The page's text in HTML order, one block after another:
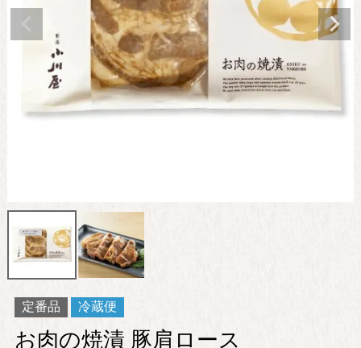
定番品 冷蔵便
お肉の焼漬 豚肩ロース